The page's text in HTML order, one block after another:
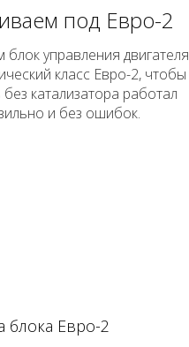
под Евро-2
управления двигателя
класс Евро-2, чтобы
без катализатора работал
и без ошибок.
блока Евро-2